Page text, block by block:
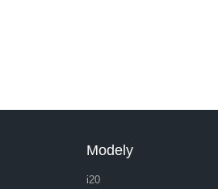
Modely
i20